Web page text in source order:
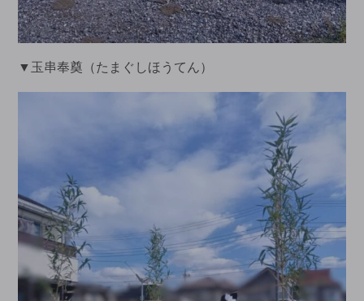
▼玉串奉奠（たまぐしほうてん）